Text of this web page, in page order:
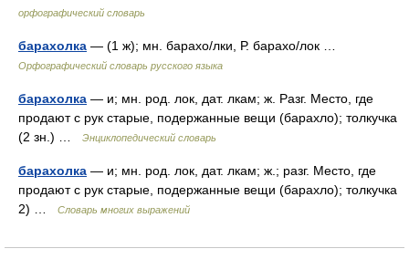
орфографический словарь
барахолка — (1 ж); мн. барахо/лки, Р. барахо/лок …
Орфографический словарь русского языка
барахолка — и; мн. род. лок, дат. лкам; ж. Разг. Место, где
продают с рук старые, подержанные вещи (барахло); толкучка
(2 зн.) …
Энциклопедический словарь
барахолка — и; мн. род. лок, дат. лкам; ж.; разг. Место, где
продают с рук старые, подержанные вещи (барахло); толкучка
2) …
Словарь многих выражений